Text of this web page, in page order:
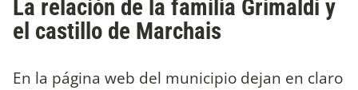
La relación de la familia Grimaldi y
el castillo de Marchais
En la página web del municipio dejan en claro